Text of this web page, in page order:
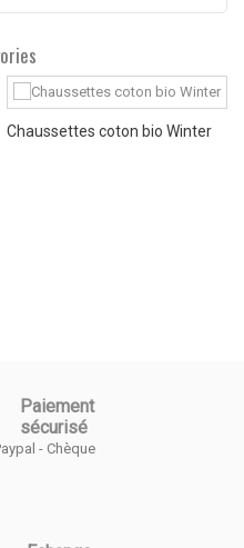
Chaussettes coton bio Winter
Paiement
sécurisé
- Chèque